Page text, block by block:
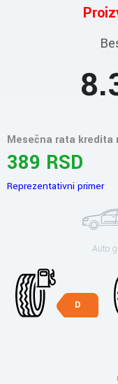
Mesečna rata kredita
389 RSD
Reprezentativni primer
Auto
D